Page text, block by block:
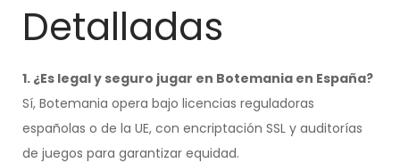
Detalladas
1. ¿Es legal y seguro jugar en Botemania en España?
Sí, Botemania opera bajo licencias reguladoras
españolas o de la UE, con encriptación SSL y auditorías
de juegos para garantizar equidad.